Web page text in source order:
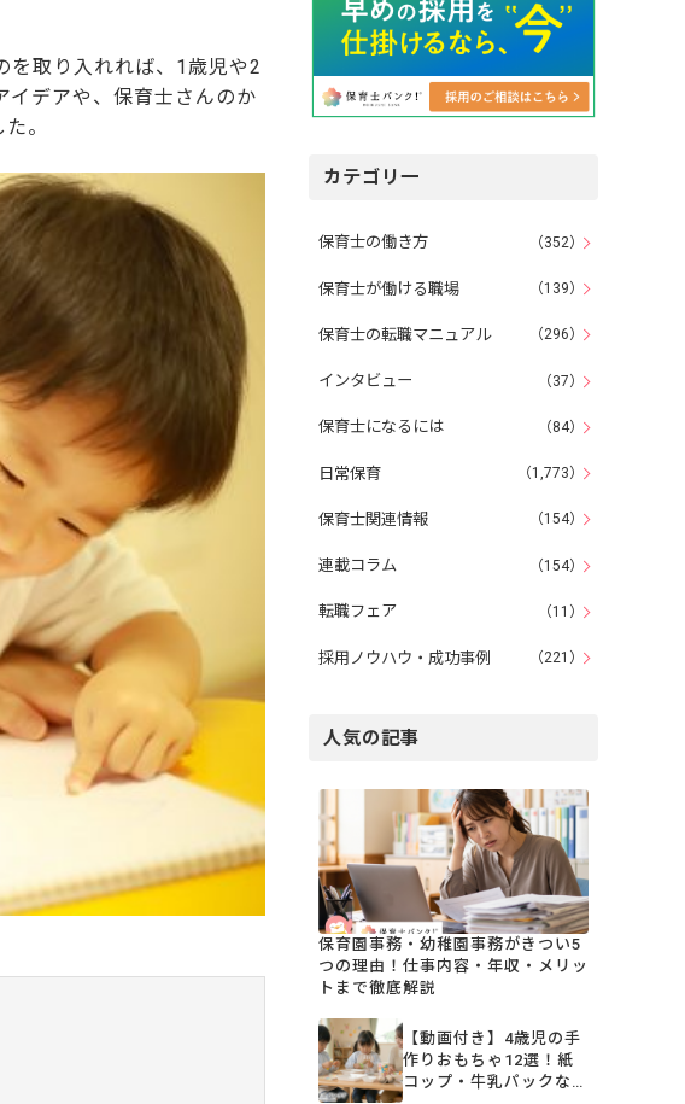
を取り入れれば、1歳児や2
イデアや、保育士さんのか
。
カテゴリ一
保育士の働き方 （352）
保育士が働ける職場 （139）
保育士の転職マニュアル （296）
インタビュー （37）
保育士になるには （84）
日常保育 （1,773）
保育士関連情報 （154）
連載コラム （154）
転職フェア （11）
採用ノウハウ・成功事例 （221）
人気の記事
保育園事務・幼稚園事務がきつい5
つの理由！仕事内容・年収・メリッ
トまで徹底解説
【動画付き】4歳児の手
作りおもちゃ12選！紙
コップ・牛乳パックなど